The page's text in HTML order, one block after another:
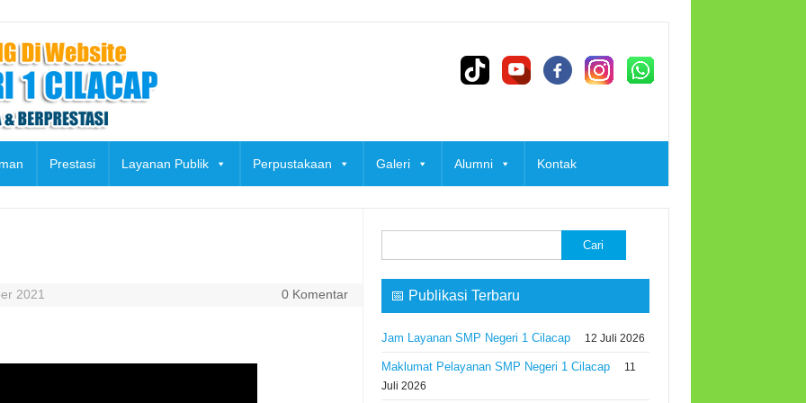
Prestasi Layanan Publik Perpustakaan Galeri Alumni Kontak
2021 0 Komentar
untuk:
📅 Publikasi Terbaru
Jam Layanan SMP Negeri 1 Cilacap 12 Juli 2026
Maklumat Pelayanan SMP Negeri 1 Cilacap
11
Juli 2026